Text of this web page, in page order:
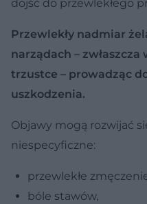
dojść do przewlekłego
Przewlekły nadmiar
narządach –
trzustce – prowadząc
uszkodzenia.
Objawy mogą rozwijać
niespecyficzne:
przewlekłe
bóle stawów,